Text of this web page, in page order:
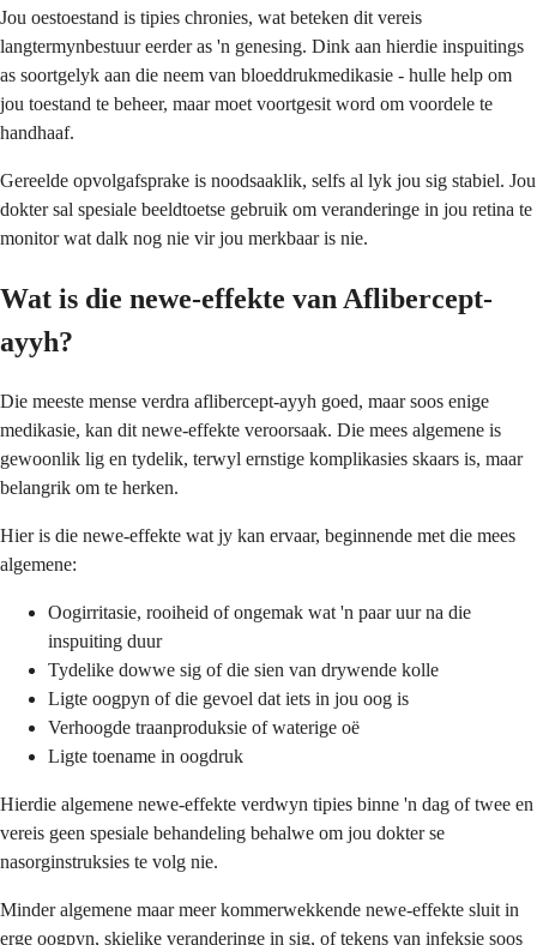
Jou oestoestand is tipies chronies, wat beteken dit vereis
langtermynbestuur eerder as 'n genesing. Dink aan hierdie inspuitings
as soortgelyk aan die neem van bloeddrukmedikasie - hulle help om
jou toestand te beheer, maar moet voortgesit word om voordele te
handhaaf.
Gereelde opvolgafsprake is noodsaaklik, selfs al lyk jou sig stabiel. Jou
dokter sal spesiale beeldtoetse gebruik om veranderinge in jou retina te
monitor wat dalk nog nie vir jou merkbaar is nie.
Wat is die newe-effekte van Aflibercept-
ayyh?
Die meeste mense verdra aflibercept-ayyh goed, maar soos enige
medikasie, kan dit newe-effekte veroorsaak. Die mees algemene is
gewoonlik lig en tydelik, terwyl ernstige komplikasies skaars is, maar
belangrik om te herken.
Hier is die newe-effekte wat jy kan ervaar, beginnende met die mees
algemene:
Oogirritasie, rooiheid of ongemak wat 'n paar uur na die
inspuiting duur
Tydelike dowwe sig of die sien van drywende kolle
Ligte oogpyn of die gevoel dat iets in jou oog is
Verhoogde traanproduksie of waterige oë
Ligte toename in oogdruk
Hierdie algemene newe-effekte verdwyn tipies binne 'n dag of twee en
vereis geen spesiale behandeling behalwe om jou dokter se
nasorginstruksies te volg nie.
Minder algemene maar meer kommerwekkende newe-effekte sluit in
erge oogpyn, skielike veranderinge in sig, of tekens van infeksie soos